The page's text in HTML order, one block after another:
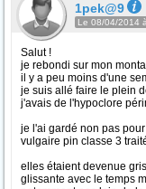
1pek@9
Le 08/04/2014
Salut !
je rebondi sur mon
il y a peu moins d'une
je suis allé faire le plein
j'avais de l'hypoclore
je l'ai gardé non pas
vulgaire pin classe 3
elles étaient devenue
glissante avec le temps